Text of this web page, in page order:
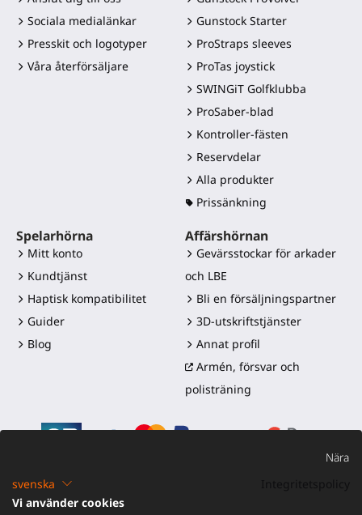
Sociala medialänkar
Presskit och logotyper
Våra återförsäljare
Gunstock Starter
ProStraps sleeves
ProTas joystick
SWINGiT Golfklubba
ProSaber-blad
Kontroller-fästen
Reservdelar
Alla produkter
Prissänkning
Spelarhörna
Mitt konto
Kundtjänst
Haptisk kompatibilitet
Guider
Blog
Affärshörnan
Gevärsstockar för arkader
och LBE
Bli en försäljningspartner
3D-utskriftstjänster
Annat profil
Armén, försvar och
polisträning
©2016-2026 - ProTubeVR™
Nära
svenska
Vi använder cookies